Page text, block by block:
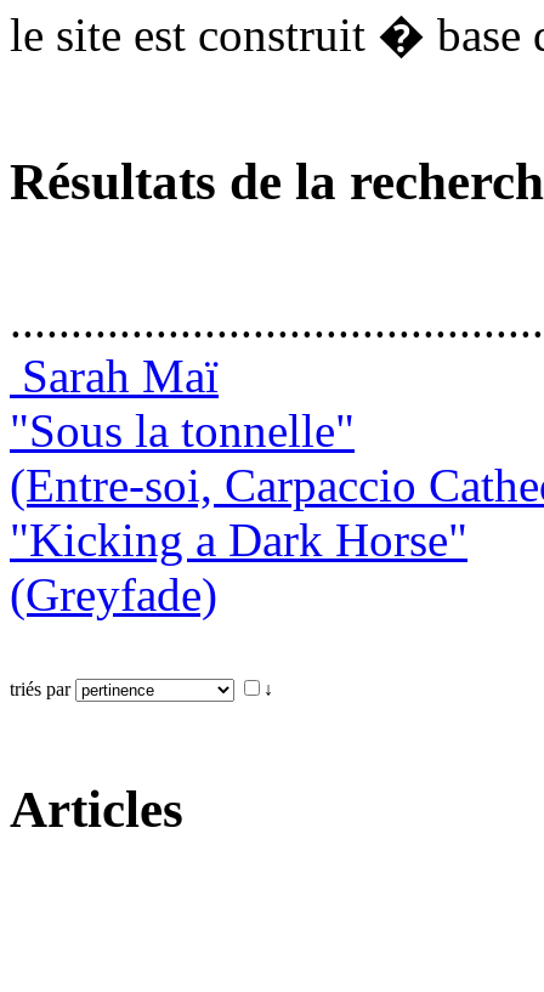
le site est construit � base
Résultats de la
Sarah Maï
"Sous la tonnelle"
(Entre-soi, Carpaccio
"Kicking a Dark Horse"
(Greyfade)
triés par ↓
Articles